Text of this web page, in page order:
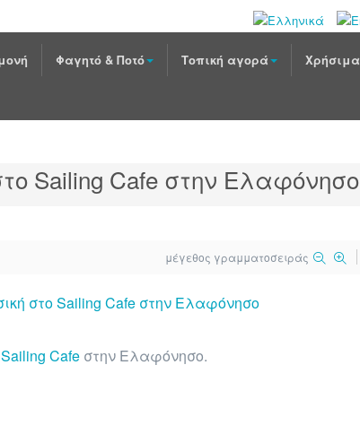
Φαγητό & Ποτό Τοπική αγορά Χρήσιμα
Sailing Cafe στην Ελαφόνησο
μέγεθος γραμματοσειράς
Sailing Cafe στην Ελαφόνησο.